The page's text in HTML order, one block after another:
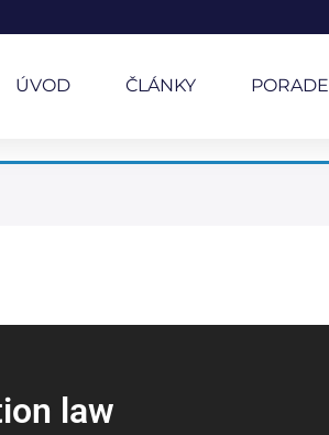
ÚVOD ČLÁNKY
law